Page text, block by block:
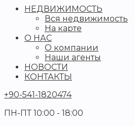
НЕДВИЖИМОСТЬ
Вся недвижимость
На карте
О НАС
О компании
Наши агенты
НОВОСТИ
КОНТАКТЫ
+90-541-1820474
ПН-ПТ 10:00 - 18:00